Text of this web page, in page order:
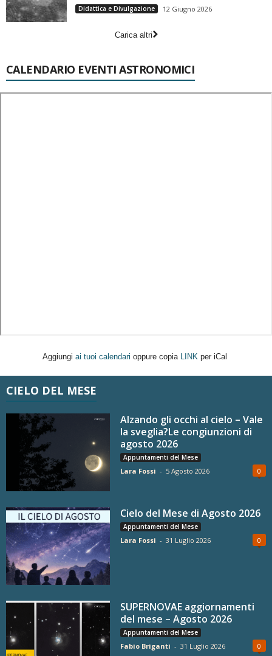
Didattica e Divulgazione 12 Giugno 2026
Carica altri
CALENDARIO EVENTI ASTRONOMICI
Aggiungi ai tuoi calendari oppure copia LINK per iCal
CIELO DEL MESE
Alzando gli occhi al cielo – Vale
la sveglia?Le congiunzioni di
agosto 2026
Appuntamenti del Mese
Lara Fossi - 5 Agosto 2026 0
Cielo del Mese di Agosto 2026
Appuntamenti del Mese
Lara Fossi - 31 Luglio 2026 0
SUPERNOVAE aggiornamenti
del mese – Agosto 2026
Appuntamenti del Mese
Fabio Briganti - 31 Luglio 2026 0